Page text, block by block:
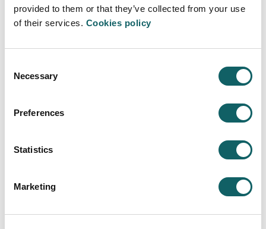
provided to them or that they’ve collected from your use
of their services. Cookies policy
Selection
Necessary
Preferences
Statistics
Marketing
Programa
ACTIVIDADES DE FORMACIÓN
DURACIÓN
Modelo de investigación
¿QUÉ ES EL DOCTORADO?
GRUPOS DE INVESTIGACIÓN